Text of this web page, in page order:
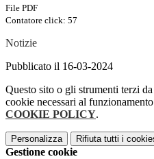
File PDF
Contatore click: 57
Notizie
Pubblicato il 16-03-2024
Questo sito o gli strumenti terzi
cookie necessari al
COOKIE POLICY.
Personalizza Rifiuta tutti i
Gestione cookie